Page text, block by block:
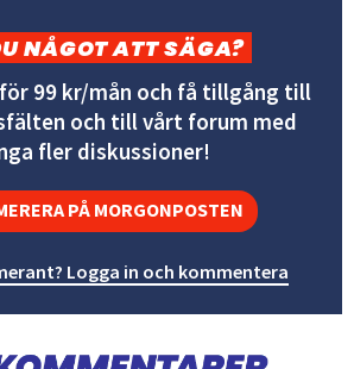
NÅGOT ATT SÄGA?
99 kr/mån och få tillgång till
och till vårt forum med
fler diskussioner!
PÅ MORGONPOSTEN
Logga in och kommentera